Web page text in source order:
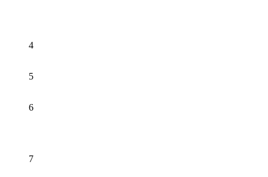
4
5
6
7